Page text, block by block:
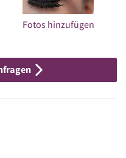
Fotos hinzufügen